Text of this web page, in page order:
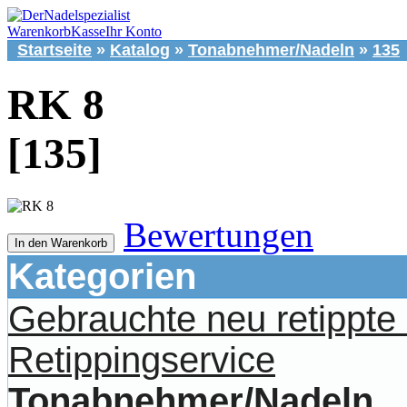
WarenkorbKasseIhr Konto
Startseite » Katalog » Tonabnehmer/Nadeln » 135
RK 8
[135]
In den Warenkorb Bewertungen
Kategorien
Gebrauchte neu
Retippingservice